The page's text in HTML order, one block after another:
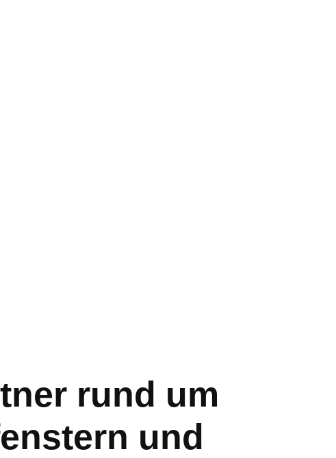
rund um
und